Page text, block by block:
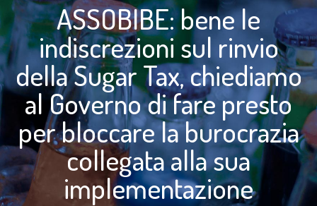
ASSOBIBE: bene le
indiscrezioni sul rinvio
della Sugar Tax, chiediamo
al Governo di fare presto
per bloccare la burocrazia
collegata alla sua
implementazione